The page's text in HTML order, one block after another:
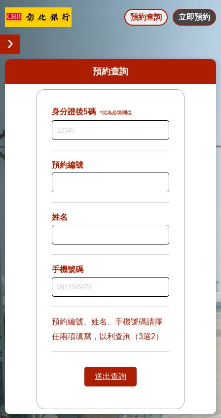
預約查詢 立即預約
預約查詢
身分證後5碼 *此為必填欄位
預約編號
姓名
手機號碼
預約編號、姓名、手機號碼請擇
任兩項填寫，以利查詢（3選2）
送出查詢